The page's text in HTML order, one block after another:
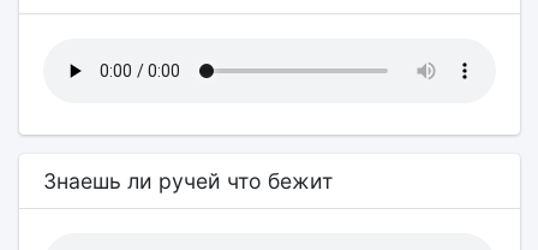
Знаешь ли ручей что бежит